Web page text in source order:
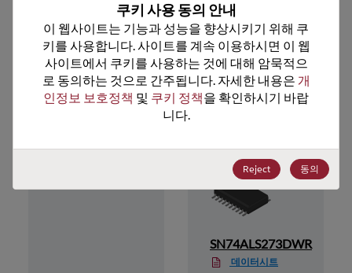
추천 대체 제품
SN74ALS273DWR
데이터시트
쿠키 사용 동의 안내
이 웹사이트는 기능과 성능을 향상시키기 위해 쿠
키를 사용합니다. 사이트를 계속 이용하시면 이 웹
사이트에서 쿠키를 사용하는 것에 대해 암묵적으
로 동의하는 것으로 간주됩니다. 자세한 내용은 개
인정보 보호정책 및 쿠키 정책을 확인하시기 바랍
니다.
Reject 동의